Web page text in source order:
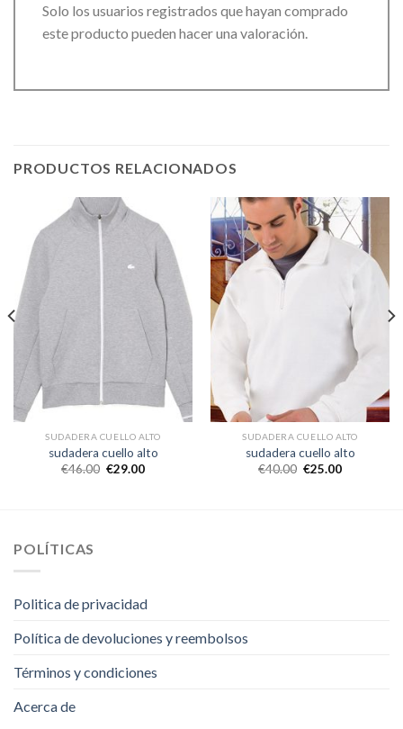
Solo los usuarios registrados que hayan comprado
este producto pueden hacer una valoración.
PRODUCTOS RELACIONADOS
SUDADERA CUELLO ALTO
sudadera cuello alto
€46.00 €29.00
SUDADERA CUELLO ALTO
sudadera cuello alto
€40.00 €25.00
POLÍTICAS
Politica de privacidad
Política de devoluciones y reembolsos
Términos y condiciones
Acerca de